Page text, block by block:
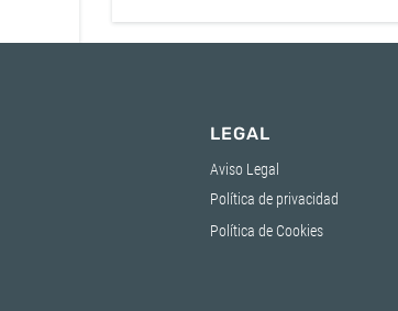
LEGAL
Aviso Legal
Política de privacidad
Política de Cookies